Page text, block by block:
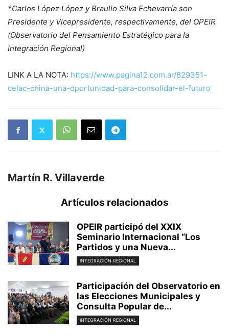
*Carlos López López y Braulio Silva Echevarría son
Presidente y Vicepresidente, respectivamente, del OPEIR
(Observatorio del Pensamiento Estratégico para la
Integración Regional)
LINK A LA NOTA: https://www.pagina12.com.ar/829351-
celac-china-una-oportunidad-para-consolidar-el-futuro
Martín R. Villaverde
Artículos relacionados
OPEIR participó del XXIX
Seminario Internacional “Los
Partidos y una Nueva...
INTEGRACIÓN REGIONAL
Participación del Observatorio en
las Elecciones Municipales y
Consulta Popular de...
INTEGRACIÓN REGIONAL